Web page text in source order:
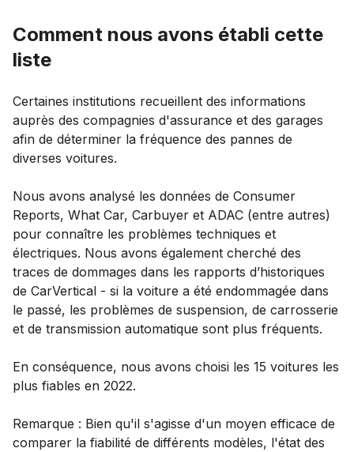
Comment nous avons établi cette
liste
Certaines institutions recueillent des informations
auprès des compagnies d'assurance et des garages
afin de déterminer la fréquence des pannes de
diverses voitures.
Nous avons analysé les données de Consumer
Reports, What Car, Carbuyer et ADAC (entre autres)
pour connaître les problèmes techniques et
électriques. Nous avons également cherché des
traces de dommages dans les rapports d’historiques
de CarVertical - si la voiture a été endommagée dans
le passé, les problèmes de suspension, de carrosserie
et de transmission automatique sont plus fréquents.
En conséquence, nous avons choisi les 15 voitures les
plus fiables en 2022.
Remarque : Bien qu'il s'agisse d'un moyen efficace de
comparer la fiabilité de différents modèles, l'état des